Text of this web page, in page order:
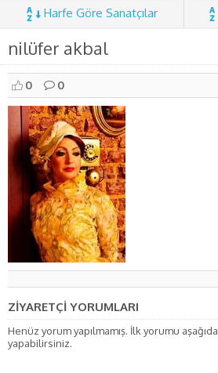
Harfe Göre Sanatçılar
nilüfer akbal
0 0
ZİYARETÇİ YORUMLARI
Henüz yorum yapılmamış. İlk yorumu
yapabilirsiniz.